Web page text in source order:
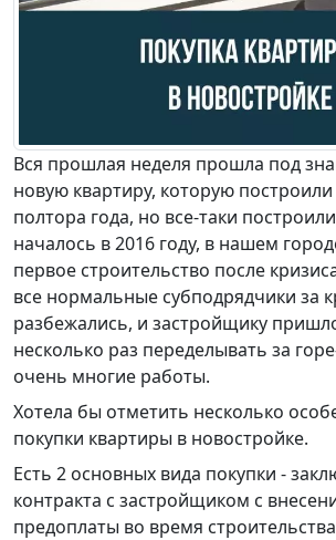
Вся прошлая неделя прошла под
новую квартиру, которую
полтора года, но все-таки
началось в 2016 году, в нашем
первое строительство после
все нормальные субподрядчики за
разбежались, и застройщику
несколько раз переделывать за
очень многие работы.
Хотела бы отметить несколько
покупки квартиры в новостройке.
Есть 2 основных вида покупки -
контракта с застройщиком с
предоплаты во время